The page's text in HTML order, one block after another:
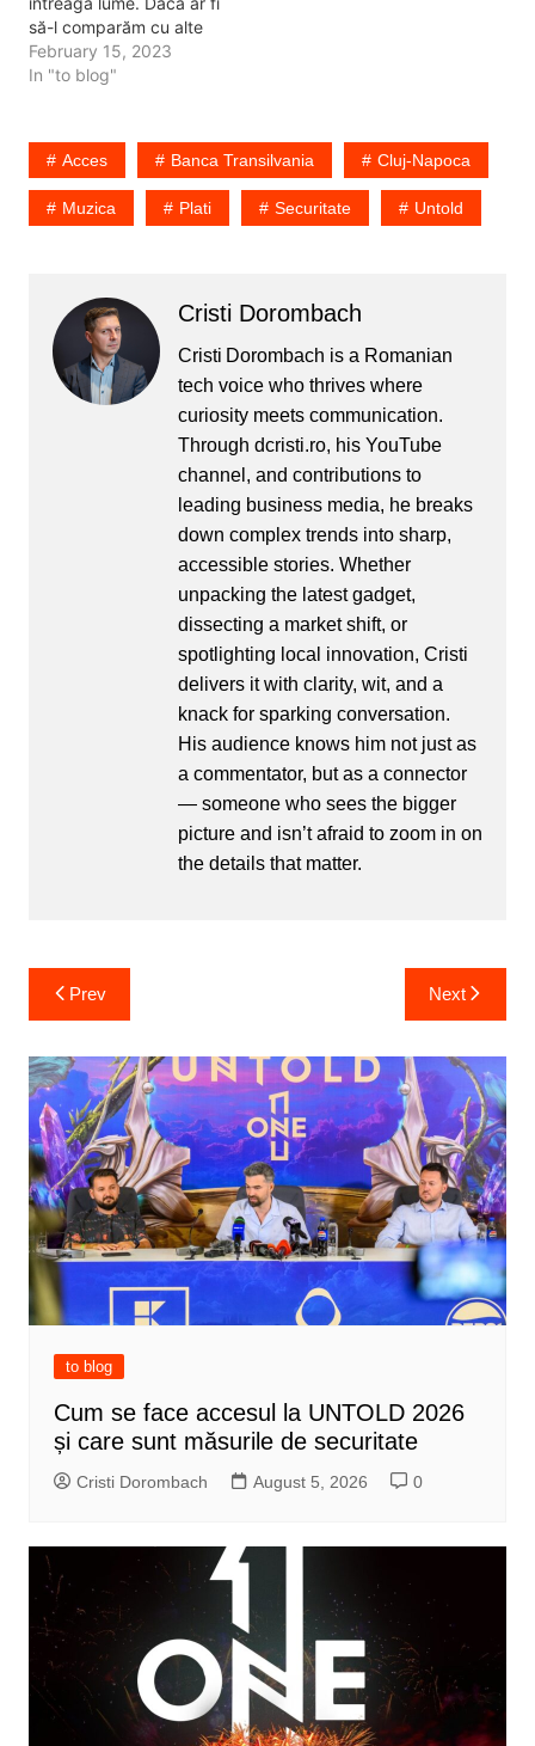
să-l comparăm cu alte
festivaluri din întreaga
lume, Ultra ar putea fi un
desfășurat câțiva ani într-
un stadion aproape la fel
ca cel din Cluj-Napoca,
dar nu a…
February 15, 2023
In "to blog"
Acces Banca Transilvania Cluj-Napoca
Muzica Plati Securitate Untold
Cristi Dorombach
Cristi Dorombach is a Romanian
tech voice who thrives where
curiosity meets communication.
Through dcristi.ro, his YouTube
channel, and contributions to
leading business media, he breaks
down complex trends into sharp,
accessible stories. Whether
unpacking the latest gadget,
dissecting a market shift, or
spotlighting local innovation, Cristi
delivers it with clarity, wit, and a
knack for sparking conversation.
His audience knows him not just as
a commentator, but as a connector
— someone who sees the bigger
picture and isn’t afraid to zoom in on
the details that matter.
Post
navigation
Prev Next
to blog
Cum se face accesul la UNTOLD 2026
și care sunt măsurile de securitate
Cristi Dorombach August 5, 2026 0